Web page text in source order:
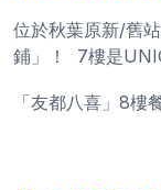
位於秋葉原新/舊
鋪」！ 7樓是
「友都八喜」8